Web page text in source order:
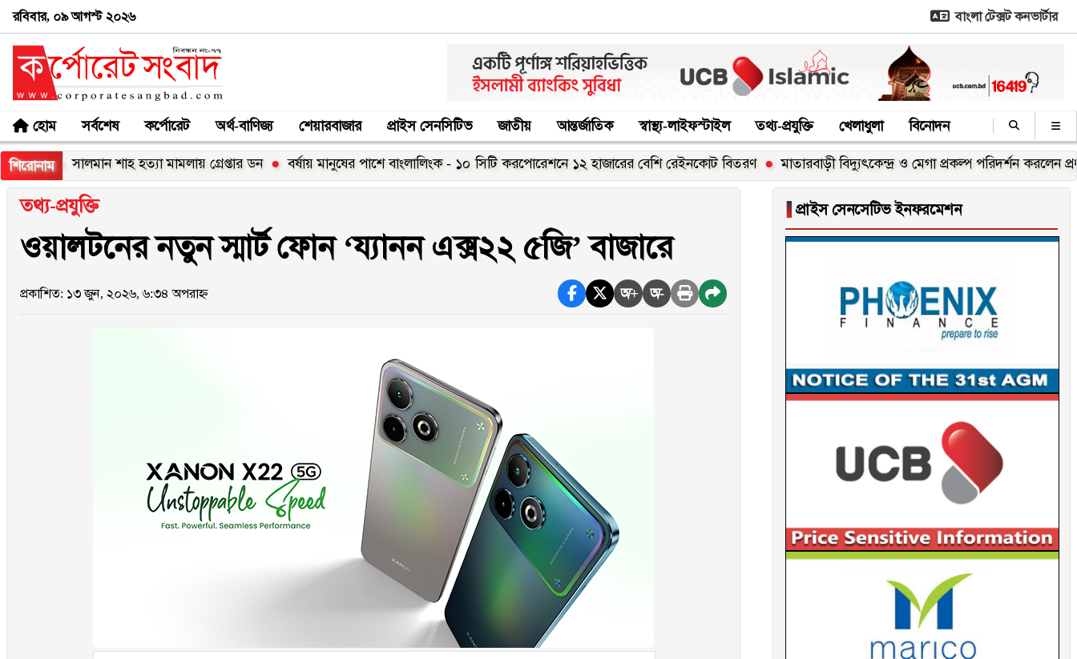
রবিবার, ০৯ আগস্ট ২০২৬ বাংলা টেক্সট কনভার্টার
হোম সর্বশেষ কর্পোরেট অর্থ-বাণিজ্য শেয়ারবাজার প্রাইস সেনসিটিভ জাতীয় আন্তর্জাতিক স্বাস্থ্য-লাইফস্টাইল তথ্য-প্রযুক্তি খেলাধুলা বিনোদন
শিরোনাম
সালমান শাহ হত্যা মামলায় গ্রেপ্তার ডন বর্ষায় মানুষের পাশে বাংলালিংক - ১০ সিটি করপোরেশনে ১২ হাজারের বেশি রেইনকোট বিতরণ মাতারবাড়ী বিদ্যুৎকেন্দ্র ও মেগা প্রকল্প পরিদর্শন করলেন প্রধানমন্ত্রী
তথ্য-প্রযুক্তি
ওয়ালটনের নতুন স্মার্ট ফোন ‘য্যানন এক্স২২ ৫জি’ বাজারে
প্রকাশিত: ১৩ জুন, ২০২৬, ৬:৩৪ অপরাহ্ন অ+ অ-
▐ প্রাইস সেনসেটিভ ইনফরমেশন